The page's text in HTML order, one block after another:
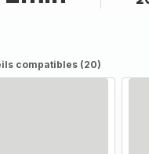
compatibles (20)